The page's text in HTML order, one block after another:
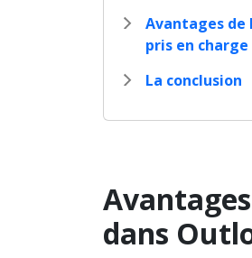
Avantages de
pris en
La conclusion
dans